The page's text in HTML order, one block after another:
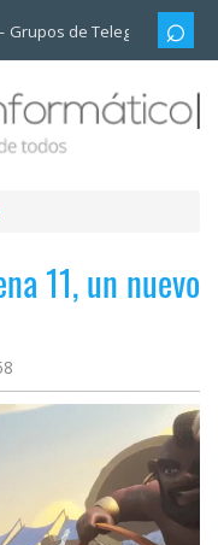
Grupos de Telegram
11, un nuevo